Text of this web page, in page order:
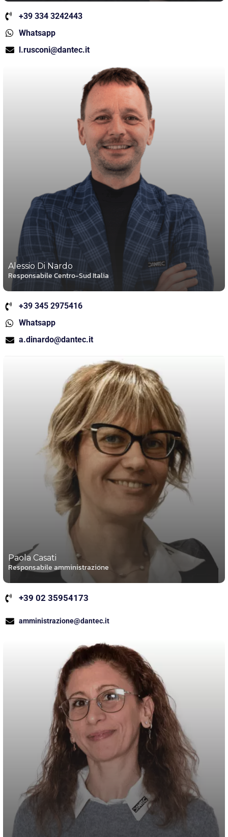
+39 334 3242443
Whatsapp
l.rusconi@dantec.it
Alessio Di Nardo
Responsabile Centro-Sud Italia
+39 345 2975416
Whatsapp
a.dinardo@dantec.it
Paola Casati
Responsabile amministrazione
+39 02 35954173
amministrazione@dantec.it